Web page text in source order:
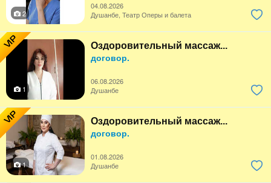
04.08.2026
2
Душанбе, Театр Оперы и балета
VIP Оздоровительный массаж...
договор.
06.08.2026
1
Душанбе
VIP Оздоровительный массаж...
договор.
01.08.2026
1
Душанбе